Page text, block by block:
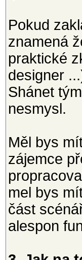
Pokud
znamená
praktické
designer
Shánet
nesmysl.
Měl bys
zájemce
mel bys
část
alespon